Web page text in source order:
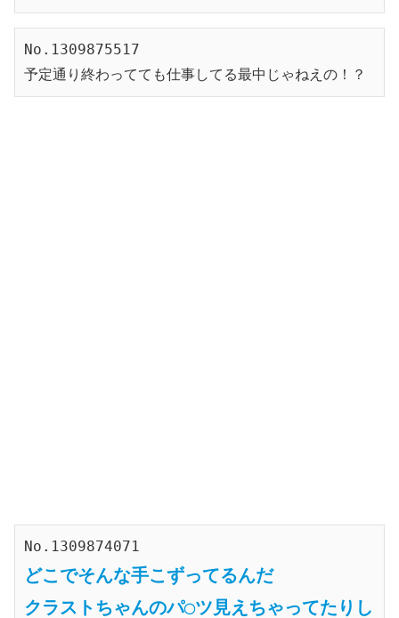
No.1309875517
予定通り終わってても仕事してる最中じゃねえの！？
No.1309874071
どこでそんな手こずってるんだ
クラストちゃんのパ◯ツ見えちゃってたりし